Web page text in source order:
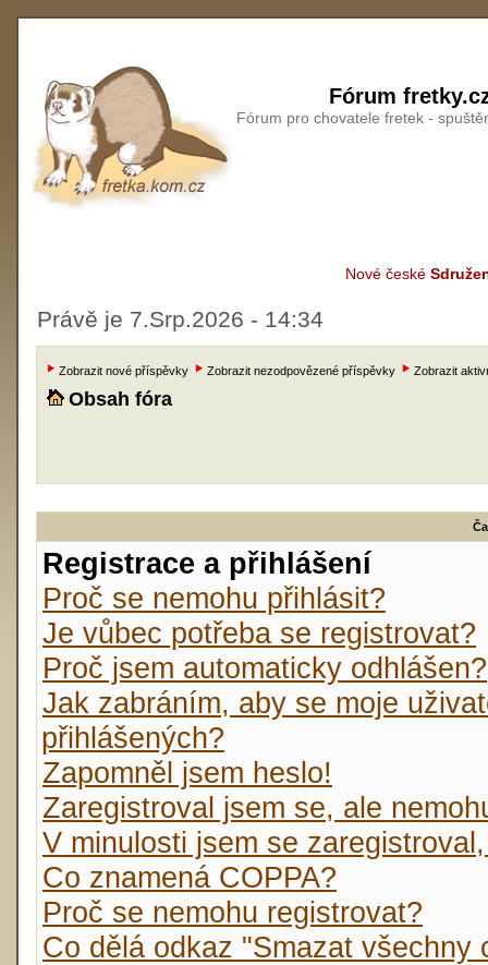
Fórum
Fórum pro chovatele fretek -
Nové české
Právě je 7.Srp.2026 - 14:34
Zobrazit nové příspěvky Zobrazit nezodpovězené příspěvky Zobrazit
Obsah fóra
Registrace a přihlášení
Proč se nemohu přihlásit?
Je vůbec potřeba se registrovat?
Proč jsem automaticky odhlášen?
Jak zabráním, aby se moje
přihlášených?
Zapomněl jsem heslo!
Zaregistroval jsem se, ale
V minulosti jsem se
Co znamená COPPA?
Proč se nemohu registrovat?
Co dělá odkaz "Smazat všechny